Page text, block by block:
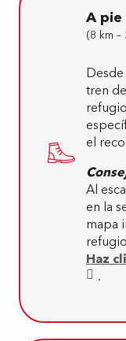
A pie
(8 km –
tren
el
Al
en la
mapa
Haz
.